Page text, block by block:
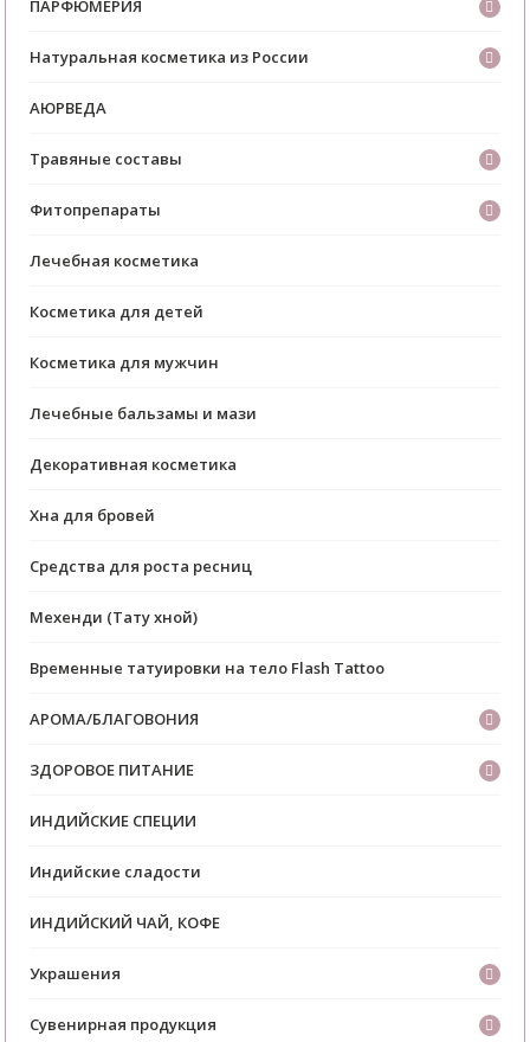
ПАРФЮМЕРИЯ
Натуральная косметика из России
АЮРВЕДА
Травяные составы
Фитопрепараты
Лечебная косметика
Косметика для детей
Косметика для мужчин
Лечебные бальзамы и мази
Декоративная косметика
Хна для бровей
Средства для роста ресниц
Мехенди (Тату хной)
Временные татуировки на тело Flash Tattoo
АРОМА/БЛАГОВОНИЯ
ЗДОРОВОЕ ПИТАНИЕ
ИНДИЙСКИЕ СПЕЦИИ
Индийские сладости
ИНДИЙСКИЙ ЧАЙ, КОФЕ
Украшения
Сувенирная продукция